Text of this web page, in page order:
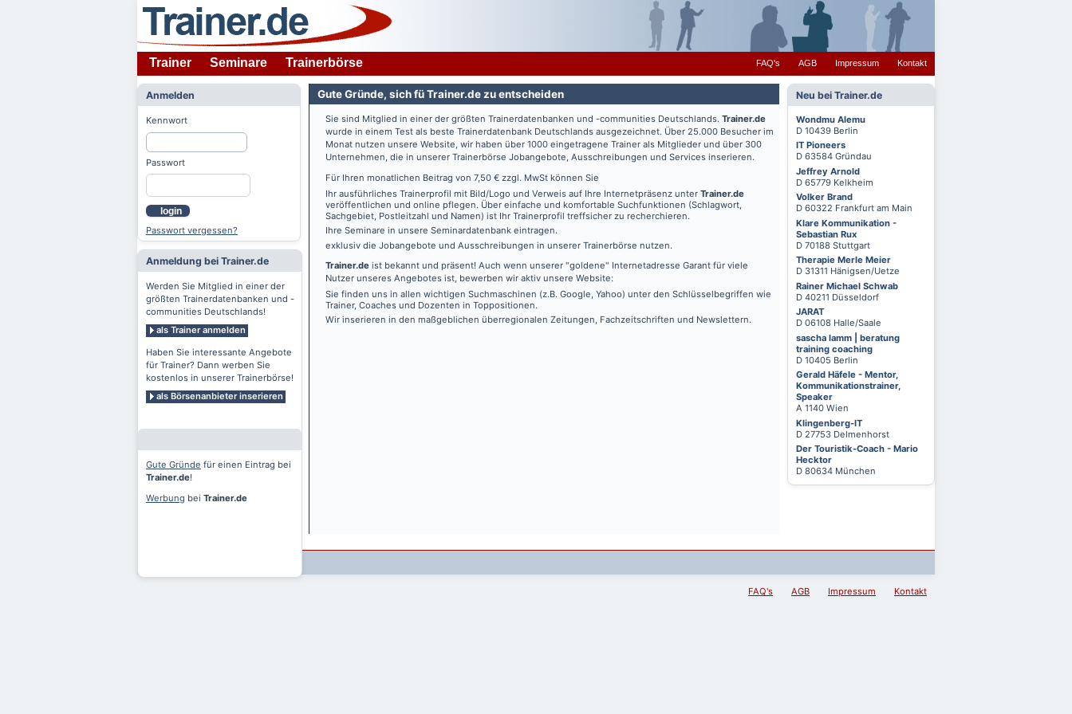
Trainer Seminare Trainerbörse FAQ's AGB Impressum Kontakt
Anmelden
Kennwort
Passwort
login
Passwort vergessen?
Anmeldung bei Trainer.de
Werden Sie Mitglied in einer der
größten Trainerdatenbanken und -
communities Deutschlands!
als Trainer anmelden
Haben Sie interessante Angebote
für Trainer? Dann werben Sie
kostenlos in unserer Trainerbörse!
als Börsenanbieter inserieren
Gute Gründe für einen Eintrag bei
Trainer.de!
Werbung bei Trainer.de
Neu bei Trainer.de
Wondmu Alemu
D 10439 Berlin
IT Pioneers
D 63584 Gründau
Jeffrey Arnold
D 65779 Kelkheim
Volker Brand
D 60322 Frankfurt am Main
Klare Kommunikation -
Sebastian Rux
D 70188 Stuttgart
Therapie Merle Meier
D 31311 Hänigsen/Uetze
Rainer Michael Schwab
D 40211 Düsseldorf
JARAT
D 06108 Halle/Saale
sascha lamm | beratung
training coaching
D 10405 Berlin
Gerald Häfele - Mentor,
Kommunikationstrainer,
Speaker
A 1140 Wien
Klingenberg-IT
D 27753 Delmenhorst
Der Touristik-Coach - Mario
Hecktor
D 80634 München
Gute Gründe, sich fü Trainer.de zu entscheiden
Sie sind Mitglied in einer der größten Trainerdatenbanken und -communities Deutschlands. Trainer.de
wurde in einem Test als beste Trainerdatenbank Deutschlands ausgezeichnet. Über 25.000 Besucher im
Monat nutzen unsere Website, wir haben über 1000 eingetragene Trainer als Mitglieder und über 300
Unternehmen, die in unserer Trainerbörse Jobangebote, Ausschreibungen und Services inserieren.
Für Ihren monatlichen Beitrag von 7,50 € zzgl. MwSt können Sie
Ihr ausführliches Trainerprofil mit Bild/Logo und Verweis auf Ihre Internetpräsenz unter Trainer.de
veröffentlichen und online pflegen. Über einfache und komfortable Suchfunktionen (Schlagwort,
Sachgebiet, Postleitzahl und Namen) ist Ihr Trainerprofil treffsicher zu recherchieren.
Ihre Seminare in unsere Seminardatenbank eintragen.
exklusiv die Jobangebote und Ausschreibungen in unserer Trainerbörse nutzen.
Trainer.de ist bekannt und präsent! Auch wenn unserer "goldene" Internetadresse Garant für viele
Nutzer unseres Angebotes ist, bewerben wir aktiv unsere Website:
Sie finden uns in allen wichtigen Suchmaschinen (z.B. Google, Yahoo) unter den Schlüsselbegriffen wie
Trainer, Coaches und Dozenten in Toppositionen.
Wir inserieren in den maßgeblichen überregionalen Zeitungen, Fachzeitschriften und Newslettern.
FAQ's AGB Impressum Kontakt